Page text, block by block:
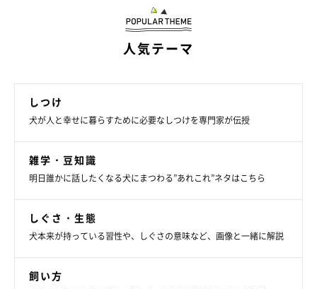
無邪気な柴犬や、ほんわかした気分になるしばいぬ、応援してく
れるチビ柴など、テイストの違うLINEスタンプはどれもゲット
したくなっちゃう♪
ポンっとスタンプを押すたびに、ふふっと笑顔になっちゃうスタ
ンプたち。この秋は、さまざまな表情を見せる柴犬スタンプに癒
されてみませんか？
人気テーマ
しつけ
犬が人と幸せに暮らすために必要なしつけを専門家が伝授
雑学・豆知識
明日誰かに話したくなる犬にまつわる”あれこれ”ネタはこちら
しぐさ・生態
犬本来が持っている習性や、しぐさの意味など、画像と一緒に解説
飼い方